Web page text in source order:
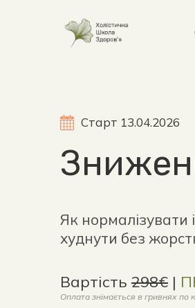
Старт 13.04.2026
Як нормалізувати
худнути без
Вартість 298€ |
Оплата знімається в гривнях